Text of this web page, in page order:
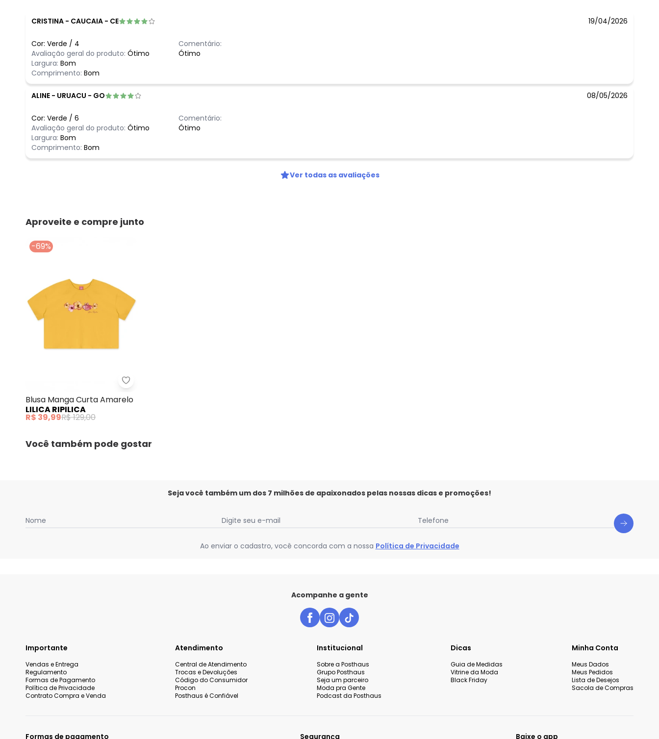
CRISTINA - CAUCAIA - CE 19/04/2026
Cor: Verde / 4
Avaliação geral do produto: Ótimo
Largura: Bom
Comprimento: Bom
Comentário:
Ótimo
ALINE - URUACU - GO 08/05/2026
Cor: Verde / 6
Avaliação geral do produto: Ótimo
Largura: Bom
Comprimento: Bom
Comentário:
Ótimo
Ver todas as avaliações
Aproveite e compre junto
-69%
Lilica Ripilica - Blusa Manga Curta Amarelo
Blusa Manga Curta Amarelo
LILICA RIPILICA
R$ 39,99R$ 129,00
Você também pode gostar
Seja você também um dos 7 milhões de apaixonados pelas nossas dicas e promoções!
Nome Digite seu e-mail Telefone
Ao enviar o cadastro, você concorda com a nossa Política de Privacidade
Acompanhe a gente
Importante
Vendas e Entrega
Regulamento
Formas de Pagamento
Política de Privacidade
Contrato Compra e Venda
Atendimento
Central de Atendimento
Trocas e Devoluções
Código do Consumidor
Procon
Posthaus é Confiável
Institucional
Sobre a Posthaus
Grupo Posthaus
Seja um parceiro
Moda pra Gente
Podcast da Posthaus
Dicas
Guia de Medidas
Vitrine da Moda
Black Friday
Minha Conta
Meus Dados
Meus Pedidos
Lista de Desejos
Sacola de Compras
Formas de pagamento Segurança Baixe o app
Digite seu e-mail